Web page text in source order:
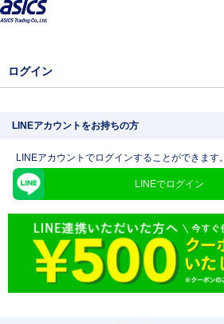
ログイン
LINEアカウントをお持ちの方
LINEアカウントでログインすることができます。
LINEでログイン